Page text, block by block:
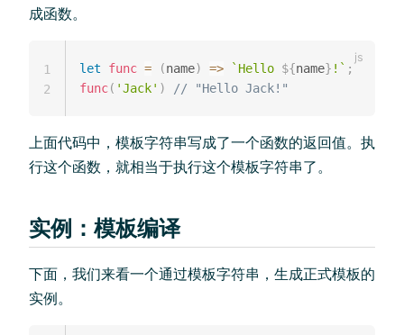
成函数。
let func = (name) => ` Hello ${name} ! ` ;
func( 'Jack' ) // "Hello Jack!"
1
2
上面代码中，模板字符串写成了一个函数的返回值。执
行这个函数，就相当于执行这个模板字符串了。
实例：模板编译
下面，我们来看一个通过模板字符串，生成正式模板的
实例。